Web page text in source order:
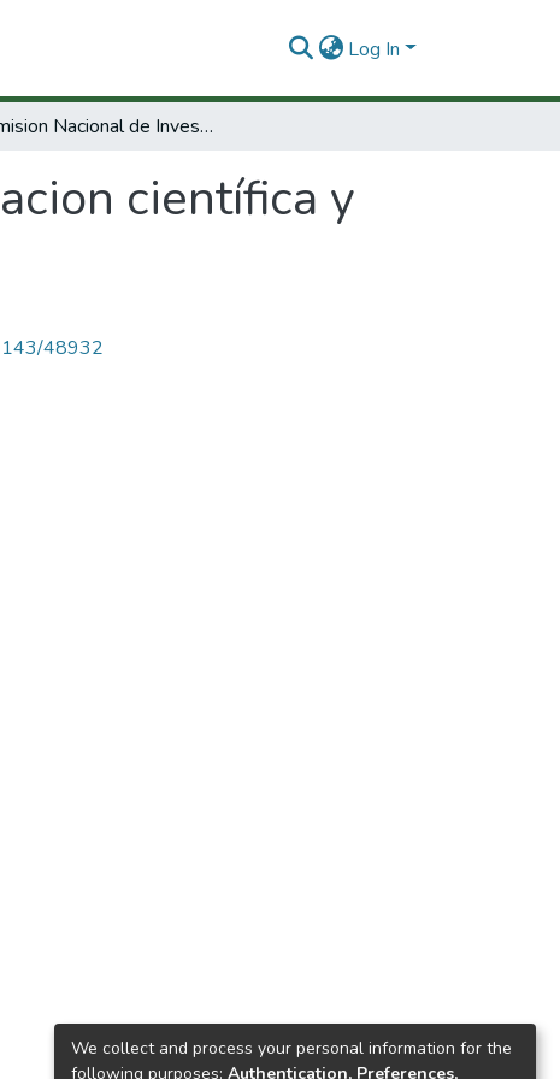
Log In
Comision Nacional de Investigacion científica y tecnológica.
científica y
48932
We collect and process your personal information for the
following purposes: Authentication, Preferences,